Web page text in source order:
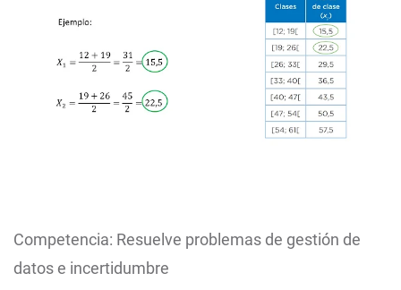
Competencia: Resuelve problemas de gestión de
datos e incertidumbre